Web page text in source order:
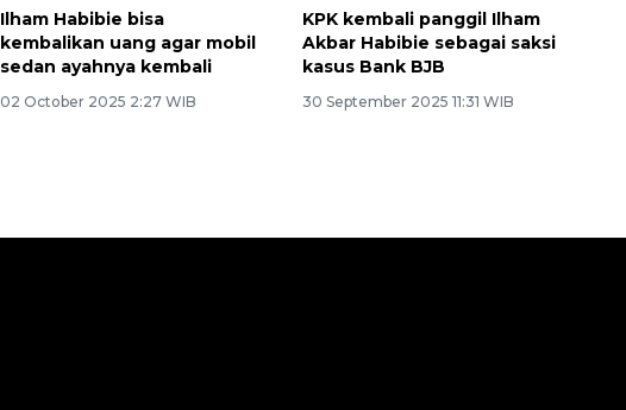
Ilham Habibie bisa
kembalikan uang agar mobil
sedan ayahnya kembali
02 October 2025 2:27 WIB
KPK kembali panggil Ilham
Akbar Habibie sebagai saksi
kasus Bank BJB
30 September 2025 11:31 WIB